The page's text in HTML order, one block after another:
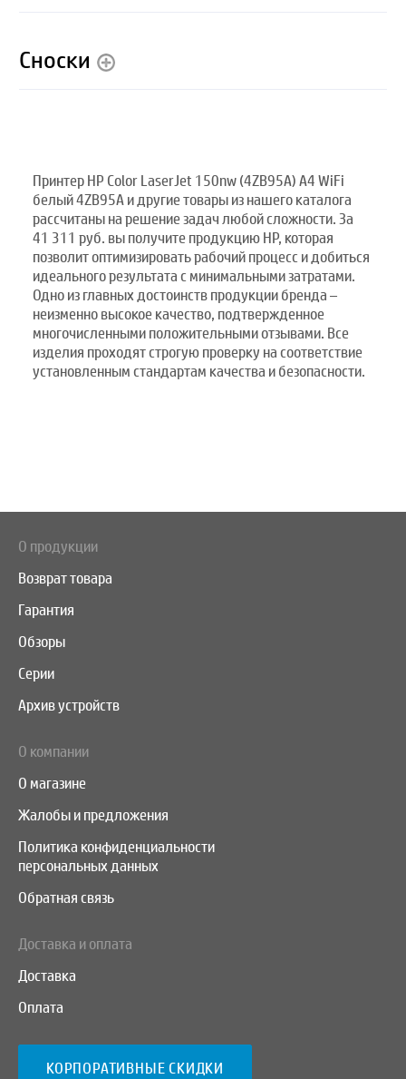
Сноски
Принтер HP Color LaserJet 150nw (4ZB95A) A4 WiFi
белый 4ZB95A и другие товары из нашего каталога
рассчитаны на решение задач любой сложности. За
41 311 руб. вы получите продукцию HP, которая
позволит оптимизировать рабочий процесс и добиться
идеального результата с минимальными затратами.
Одно из главных достоинств продукции бренда –
неизменно высокое качество, подтвержденное
многочисленными положительными отзывами. Все
изделия проходят строгую проверку на соответствие
установленным стандартам качества и безопасности.
О продукции
Возврат товара
Гарантия
Обзоры
Серии
Архив устройств
О компании
О магазине
Жалобы и предложения
Политика конфиденциальности
персональных данных
Обратная связь
Доставка и оплата
Доставка
Оплата
КОРПОРАТИВНЫЕ СКИДКИ